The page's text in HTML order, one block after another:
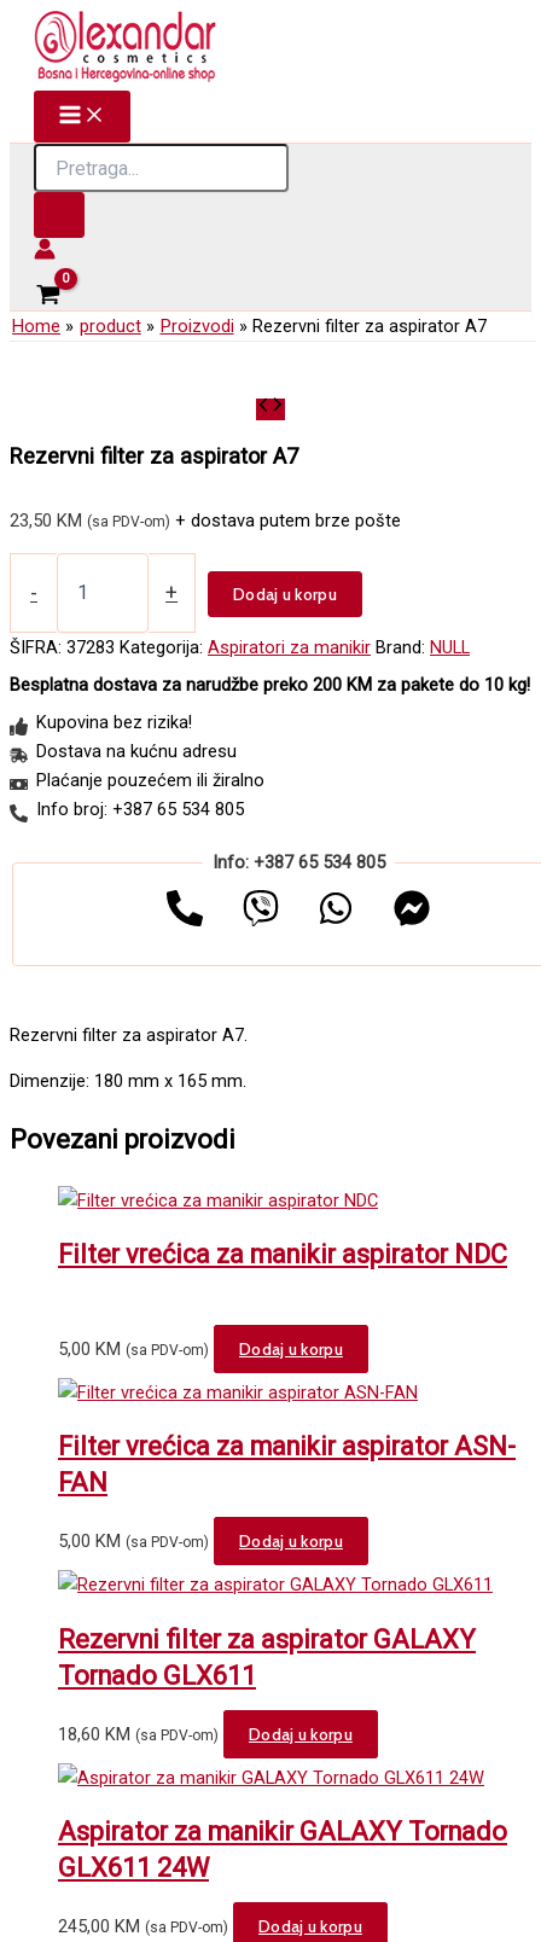
Skip
content
Products
search
Home product Proizvodi Rezervni filter za aspirator A7
Rezervni filter za aspirator A7
23,50 KM (sa PDV-om) + dostava putem brze pošte
-
Rezervni
aspirator
A7
količina
+ Dodaj u korpu
ŠIFRA: 37283 Kategorija: Aspiratori za manikir Brand: NULL
Besplatna dostava za narudžbe preko 200 KM za pakete do 10 kg!
Kupovina bez rizika!
Dostava na kućnu adresu
Plaćanje pouzećem ili žiralno
Info broj: +387 65 534 805
Info: +387 65 534 805
Rezervni filter za aspirator A7.
Dimenzije: 180 mm x 165 mm.
Povezani proizvodi
Filter vrećica za manikir aspirator NDC
5,00 KM (sa PDV-om) Dodaj u korpu
Filter vrećica za manikir aspirator ASN-
FAN
5,00 KM (sa PDV-om) Dodaj u korpu
Rezervni filter za aspirator GALAXY
Tornado GLX611
18,60 KM (sa PDV-om) Dodaj u korpu
Aspirator za manikir GALAXY Tornado
GLX611 24W
245,00 KM (sa PDV-om) Dodaj u korpu